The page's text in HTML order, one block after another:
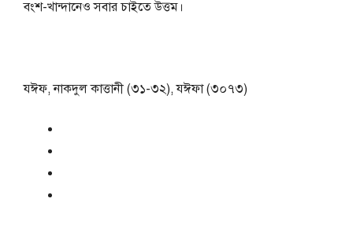
বংশ-খান্দানেও সবার চাইতে উত্তম।
যঈফ, নাকদুল কাত্তানী (৩১-৩২), যঈফা (৩০৭৩)